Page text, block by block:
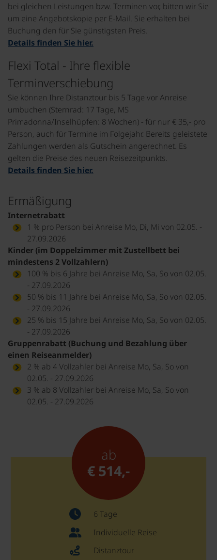
bei gleichen Leistungen bzw. Terminen vor, bitten wir Sie
um eine Angebotskopie per E-Mail. Sie erhalten bei
Buchung den für Sie günstigsten Preis.
Details finden Sie hier.
Flexi Total - Ihre flexible
Terminverschiebung
Sie können Ihre Distanztour bis 5 Tage vor Anreise
umbuchen (Sternrad: 17 Tage, MS
Primadonna/Inselhüpfen: 8 Wochen) - für nur € 35,- pro
Person, auch für Termine im Folgejahr. Bereits geleistete
Zahlungen werden als Gutschein angerechnet. Es
gelten die Preise des neuen Reisezeitpunkts.
Details finden Sie hier.
Ermäßigung
Internetrabatt
1 % pro Person bei Anreise Mo, Di, Mi von 02.05. -
27.09.2026
Kinder (im Doppelzimmer mit Zustellbett bei
mindestens 2 Vollzahlern)
100 % bis 6 Jahre bei Anreise Mo, Sa, So von 02.05.
- 27.09.2026
50 % bis 11 Jahre bei Anreise Mo, Sa, So von 02.05.
- 27.09.2026
25 % bis 15 Jahre bei Anreise Mo, Sa, So von 02.05.
- 27.09.2026
Gruppenrabatt (Buchung und Bezahlung über
einen Reiseanmelder)
2 % ab 4 Vollzahler bei Anreise Mo, Sa, So von
02.05. - 27.09.2026
3 % ab 8 Vollzahler bei Anreise Mo, Sa, So von
02.05. - 27.09.2026
ab
€ 514,-
6 Tage
Individuelle Reise
Distanztour